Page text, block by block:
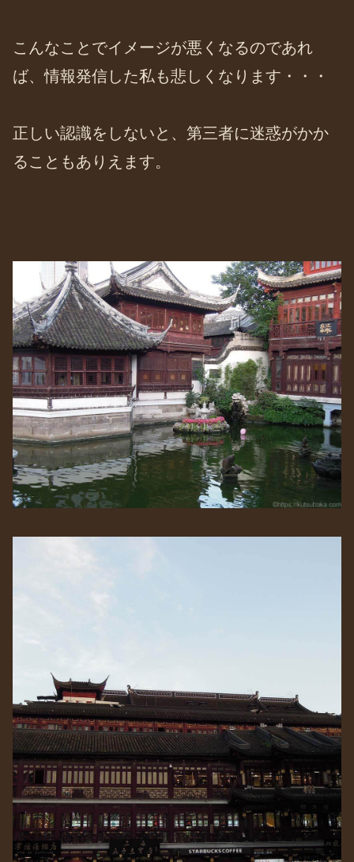
こんなことでイメージが悪くなるのであれ
ば、情報発信した私も悲しくなります・・・
正しい認識をしないと、第三者に迷惑がかか
ることもありえます。